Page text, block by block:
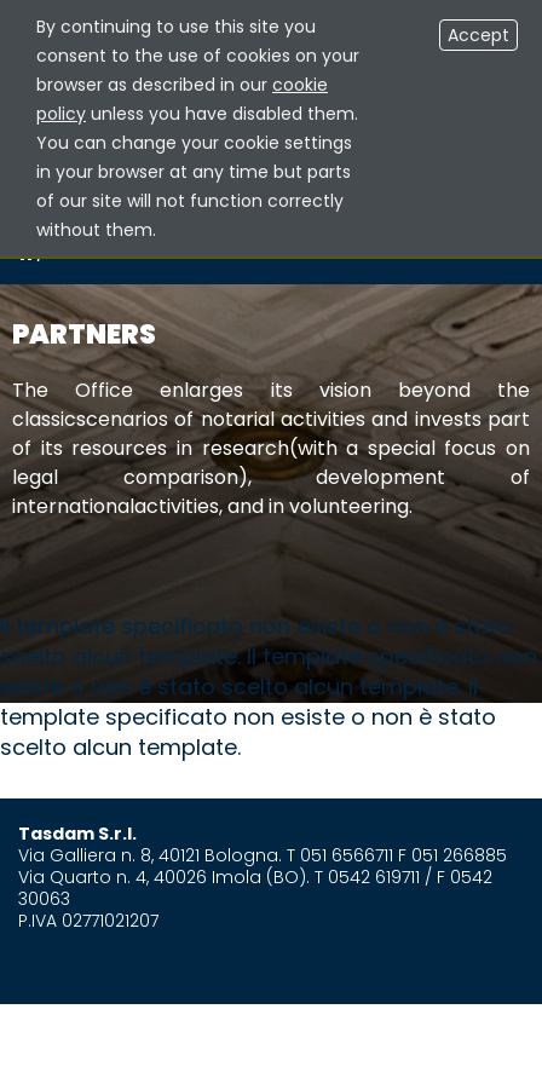
RESERVED AREA NOTARIES EN
/I PARTNERS
PARTNERS
The Office enlarges its vision beyond the
classicscenarios of notarial activities and invests part
of its resources in research(with a special focus on
legal comparison), development of
internationalactivities, and in volunteering.
Il template specificato non esiste o non è stato
scelto alcun template. Il template specificato non
esiste o non è stato scelto alcun template. Il
template specificato non esiste o non è stato
scelto alcun template.
Tasdam S.r.l.
Via Galliera n. 8, 40121 Bologna. T 051 6566711 F 051 266885
Via Quarto n. 4, 40026 Imola (BO). T 0542 619711 / F 0542
30063
P.IVA 02771021207
By continuing to use this site you
consent to the use of cookies on your
browser as described in our cookie
policy unless you have disabled them.
You can change your cookie settings
in your browser at any time but parts
of our site will not function correctly
without them.
Accept